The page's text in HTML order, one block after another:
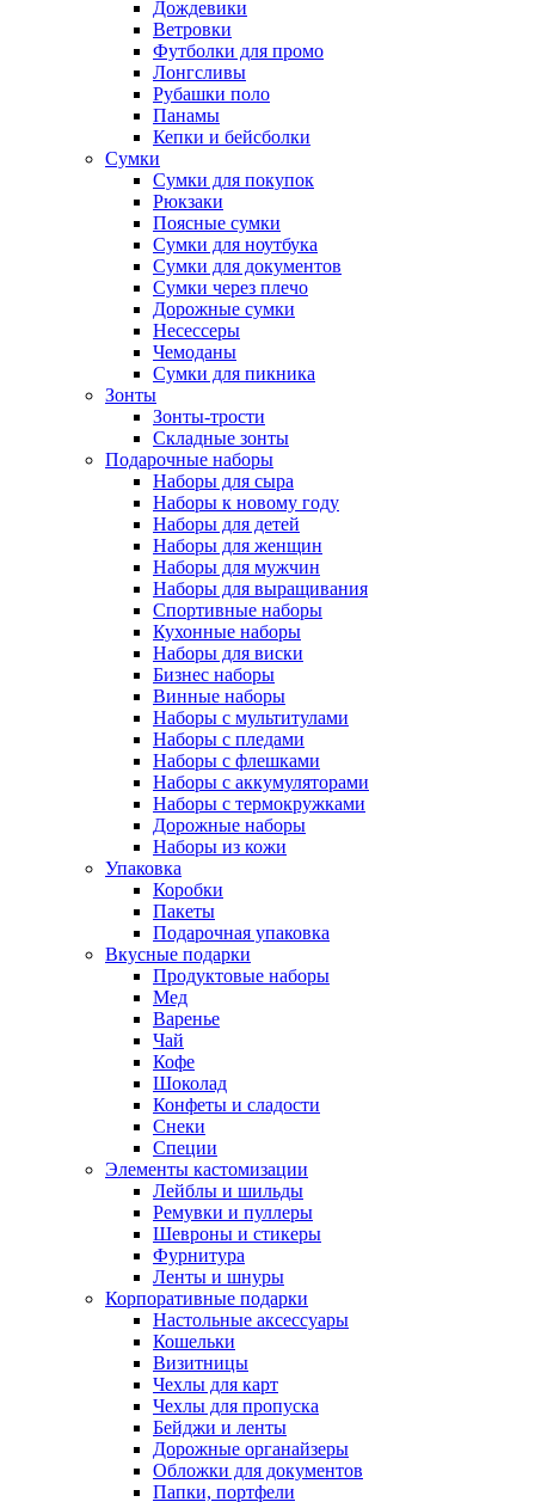
Дождевики
Ветровки
Футболки для промо
Лонгсливы
Рубашки поло
Панамы
Кепки и бейсболки
Сумки
Сумки для покупок
Рюкзаки
Поясные сумки
Сумки для ноутбука
Сумки для документов
Сумки через плечо
Дорожные сумки
Несессеры
Чемоданы
Сумки для пикника
Зонты
Зонты-трости
Складные зонты
Подарочные наборы
Наборы для сыра
Наборы к новому году
Наборы для детей
Наборы для женщин
Наборы для мужчин
Наборы для выращивания
Спортивные наборы
Кухонные наборы
Наборы для виски
Бизнес наборы
Винные наборы
Наборы с мультитулами
Наборы с пледами
Наборы с флешками
Наборы с аккумуляторами
Наборы с термокружками
Дорожные наборы
Наборы из кожи
Упаковка
Коробки
Пакеты
Подарочная упаковка
Вкусные подарки
Продуктовые наборы
Мед
Варенье
Чай
Кофе
Шоколад
Конфеты и сладости
Снеки
Специи
Элементы кастомизации
Лейблы и шильды
Ремувки и пуллеры
Шевроны и стикеры
Фурнитура
Ленты и шнуры
Корпоративные подарки
Настольные аксессуары
Кошельки
Визитницы
Чехлы для карт
Чехлы для пропуска
Бейджи и ленты
Дорожные органайзеры
Обложки для документов
Папки, портфели